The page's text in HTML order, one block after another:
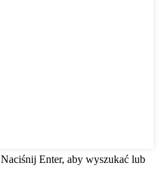
Naciśnij Enter, aby wyszukać lub